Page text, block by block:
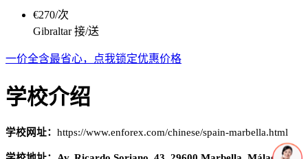
€270/次
Gibraltar 接/送
一价全含最省心，点我锁定优惠价格
学校介绍
学校网址： https://www.enforex.com/chinese/spain-marbella.html